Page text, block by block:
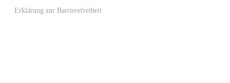
Erklärung zur Barrierefreiheit